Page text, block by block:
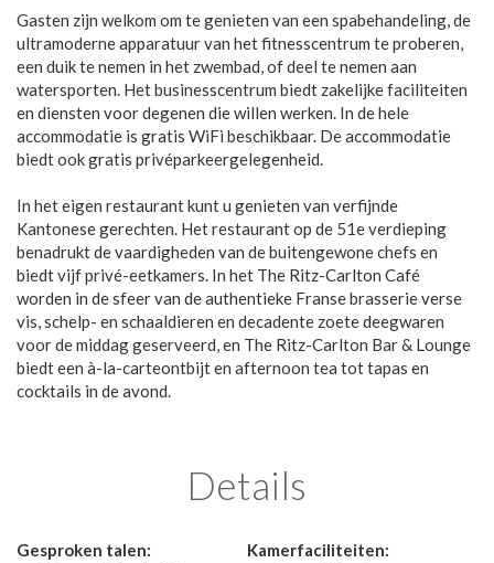
Gasten zijn welkom om te genieten van een spabehandeling, de
ultramoderne apparatuur van het fitnesscentrum te proberen,
een ​​duik te nemen in het zwembad, of deel te nemen aan
watersporten. Het businesscentrum biedt zakelijke faciliteiten
en diensten voor degenen die willen werken. In de hele
accommodatie is gratis WiFi beschikbaar. De accommodatie
biedt ook gratis privéparkeergelegenheid.
In het eigen restaurant kunt u genieten van verfijnde
Kantonese gerechten. Het restaurant op de 51e verdieping
benadrukt de vaardigheden van de buitengewone chefs en
biedt vijf privé-eetkamers. In het The Ritz-Carlton Café
worden in de sfeer van de authentieke Franse brasserie verse
vis, schelp- en schaaldieren en decadente zoete deegwaren
voor de middag geserveerd, en The Ritz-Carlton Bar & Lounge
biedt een à-la-carteontbijt en afternoon tea tot tapas en
cocktails in de avond.
Details
Gesproken talen:
Kamerfaciliteiten: